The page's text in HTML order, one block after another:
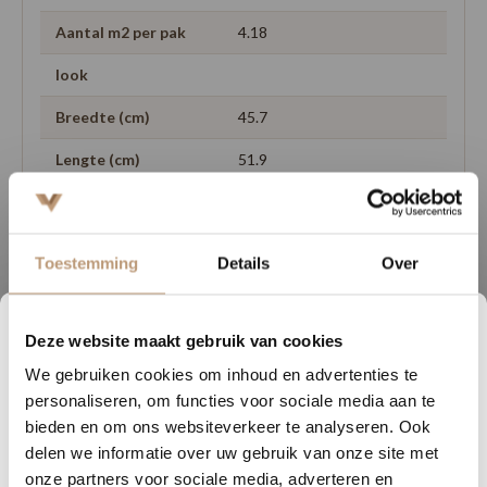
1
DAGEN
13
UREN
56
MINUTEN
23
SECONDEN
Nu tijdelijk 10% korting op
jouw vloer
Toestemming Details Over
Deze website maakt gebruik van cookies
We gebruiken cookies om inhoud en advertenties te
personaliseren, om functies voor sociale media aan te
bieden en om ons websiteverkeer te analyseren. Ook
delen we informatie over uw gebruik van onze site met
onze partners voor sociale media, adverteren en
Aantal m2 per pak 4.18
look
Breedte (cm) 45.7
Lengte (cm) 51.9
Geschikt voor
Garantie
Ervaringen van onze klanten
9.8/ 10 op basis van 180+ reviews